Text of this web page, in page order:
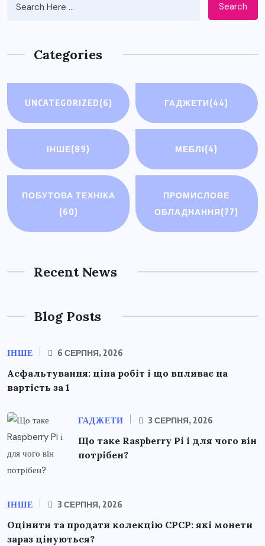
Search
Categories
UNCATEGORIZED(6) ГАДЖЕТИ(44)
ІНШЕ(89) МЕБЛІ(4)
ПОБУТОВА ТЕХНІКА
(60)
ПРОМИСЛОВЕ
ОБЛАДНАННЯ(77)
Recent News
Blog Posts
ІНШЕ 6 СЕРПНЯ, 2026
Асфальтування: ціна робіт і що впливає на
вартість за 1
ГАДЖЕТИ 3 СЕРПНЯ, 2026
Що таке Raspberry Pi і для чого він
потрібен?
ІНШЕ 3 СЕРПНЯ, 2026
Оцінити та продати колекцію СРСР: які монети
зараз цінуються?